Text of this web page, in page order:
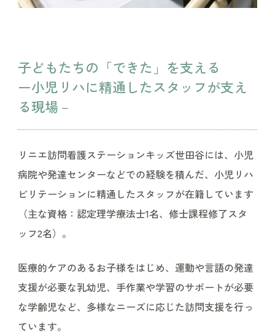
子どもたちの「できた」を支える
ー小児リハに精通したスタッフが支え
る現場－
リニエ訪問看護ステーションキッズ世田谷には、小児
病院や発達センターなどでの経験を積んだ、小児リハ
ビリテーションに精通したスタッフが在籍しています
（主な資格：認定理学療法士1名、修士課程修了スタ
ッフ2名）。
医療的ケアのあるお子様をはじめ、運動や言語の発達
支援が必要な乳幼児、手作業や学習のサポートが必要
な学齢児など、多様なニーズに応じた訪問支援を行っ
ています。